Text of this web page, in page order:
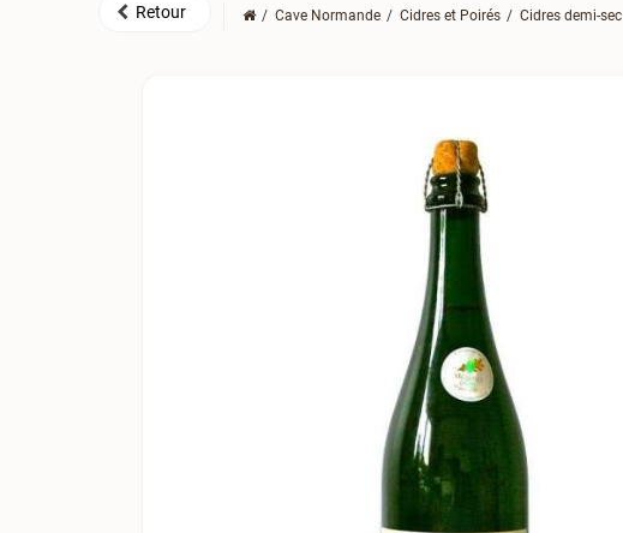
Cave Normande Cidres et Poirés Cidres demi-sec